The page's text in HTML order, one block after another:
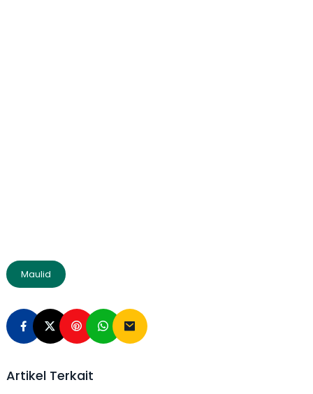
Maulid
Artikel Terkait